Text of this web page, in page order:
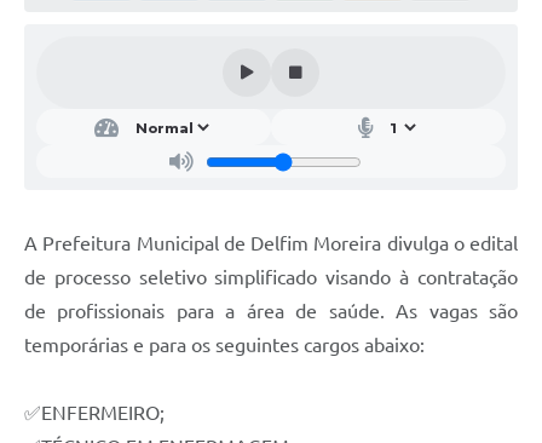
Requerimento
Arquivos para Download
A Prefeitura Municipal de Delfim Moreira divulga o edital
de processo seletivo simplificado visando à contratação
de profissionais para a área de saúde. As vagas são
temporárias e para os seguintes cargos abaixo:
✅ENFERMEIRO;